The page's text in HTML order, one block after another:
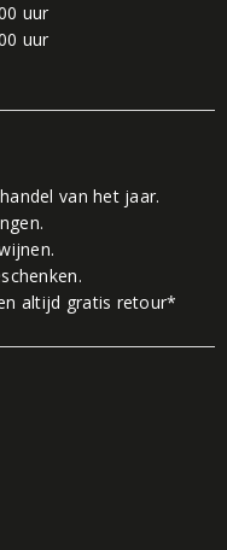
uur
uur
van het jaar.
altijd gratis retour*